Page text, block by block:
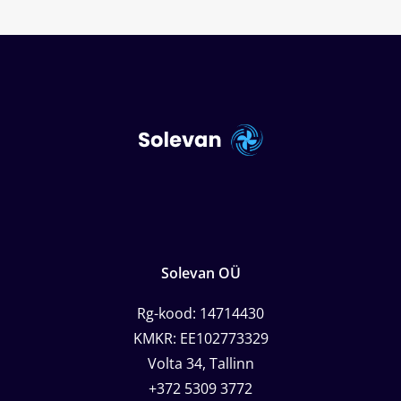
Solevan OÜ
Rg-kood: 14714430
KMKR: EE102773329
Volta 34, Tallinn
+372 5309 3772